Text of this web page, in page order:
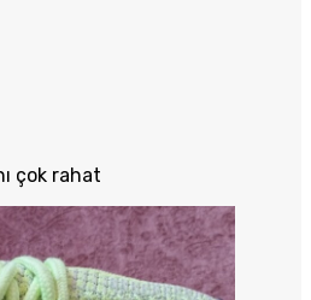
çok rahat